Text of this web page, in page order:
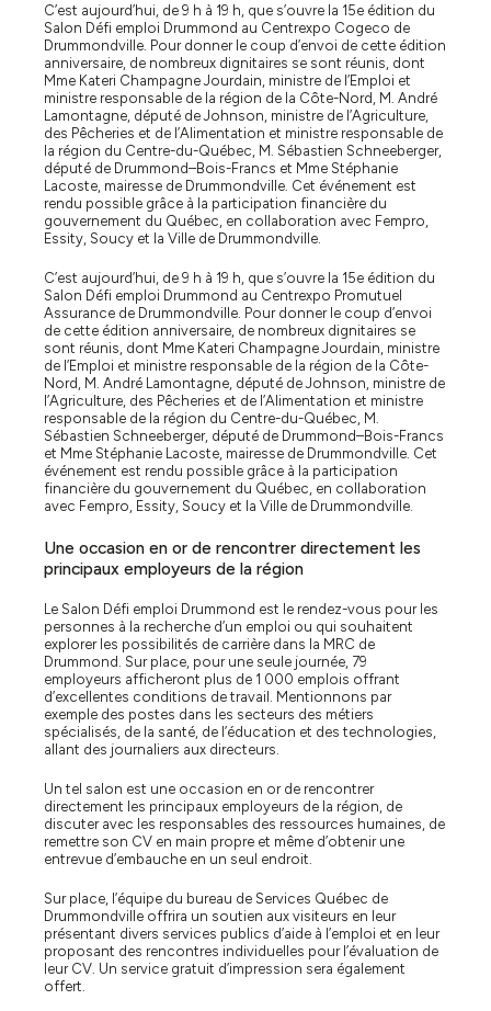
C’est aujourd’hui, de 9 h à 19 h, que s’ouvre la 15e édition du
Salon Défi emploi Drummond au Centrexpo Cogeco de
Drummondville. Pour donner le coup d’envoi de cette édition
anniversaire, de nombreux dignitaires se sont réunis, dont
Mme Kateri Champagne Jourdain, ministre de l’Emploi et
ministre responsable de la région de la Côte-Nord, M. André
Lamontagne, député de Johnson, ministre de l’Agriculture,
des Pêcheries et de l’Alimentation et ministre responsable de
la région du Centre-du-Québec, M. Sébastien Schneeberger,
député de Drummond–Bois-Francs et Mme Stéphanie
Lacoste, mairesse de Drummondville. Cet événement est
rendu possible grâce à la participation financière du
gouvernement du Québec, en collaboration avec Fempro,
Essity, Soucy et la Ville de Drummondville.
C’est aujourd’hui, de 9 h à 19 h, que s’ouvre la 15e édition du
Salon Défi emploi Drummond au Centrexpo Promutuel
Assurance de Drummondville. Pour donner le coup d’envoi
de cette édition anniversaire, de nombreux dignitaires se
sont réunis, dont Mme Kateri Champagne Jourdain, ministre
de l’Emploi et ministre responsable de la région de la Côte-
Nord, M. André Lamontagne, député de Johnson, ministre de
l’Agriculture, des Pêcheries et de l’Alimentation et ministre
responsable de la région du Centre-du-Québec, M.
Sébastien Schneeberger, député de Drummond–Bois-Francs
et Mme Stéphanie Lacoste, mairesse de Drummondville. Cet
événement est rendu possible grâce à la participation
financière du gouvernement du Québec, en collaboration
avec Fempro, Essity, Soucy et la Ville de Drummondville.
Une occasion en or de rencontrer directement les
principaux employeurs de la région
Le Salon Défi emploi Drummond est le rendez-vous pour les
personnes à la recherche d’un emploi ou qui souhaitent
explorer les possibilités de carrière dans la MRC de
Drummond. Sur place, pour une seule journée, 79
employeurs afficheront plus de 1 000 emplois offrant
d’excellentes conditions de travail. Mentionnons par
exemple des postes dans les secteurs des métiers
spécialisés, de la santé, de l’éducation et des technologies,
allant des journaliers aux directeurs.
Un tel salon est une occasion en or de rencontrer
directement les principaux employeurs de la région, de
discuter avec les responsables des ressources humaines, de
remettre son CV en main propre et même d’obtenir une
entrevue d’embauche en un seul endroit.
Sur place, l’équipe du bureau de Services Québec de
Drummondville offrira un soutien aux visiteurs en leur
présentant divers services publics d’aide à l’emploi et en leur
proposant des rencontres individuelles pour l’évaluation de
leur CV. Un service gratuit d’impression sera également
offert.